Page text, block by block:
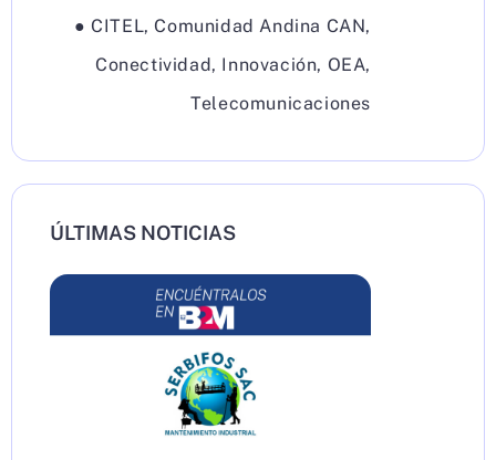
● CITEL, Comunidad Andina CAN,
Conectividad, Innovación, OEA,
Telecomunicaciones
ÚLTIMAS NOTICIAS